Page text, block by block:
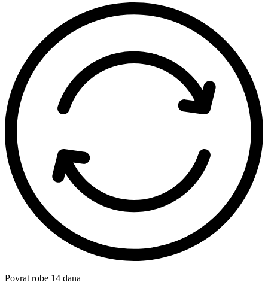
Povrat robe 14 dana